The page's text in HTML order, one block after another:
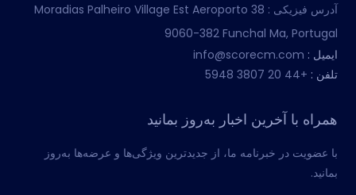
آدرس فیزیکی : Moradias Palheiro Village Est Aeroporto 38
9060-382 Funchal Ma, Portugal
ایمیل :
تلفن : +44 20 3807 5948
همراه با آخرین اخبار به‌روز بمانید
با عضویت در خبرنامه ما، از جدیدترین ویژگی‌ها و عرضه‌ها به‌روز
بمانید.